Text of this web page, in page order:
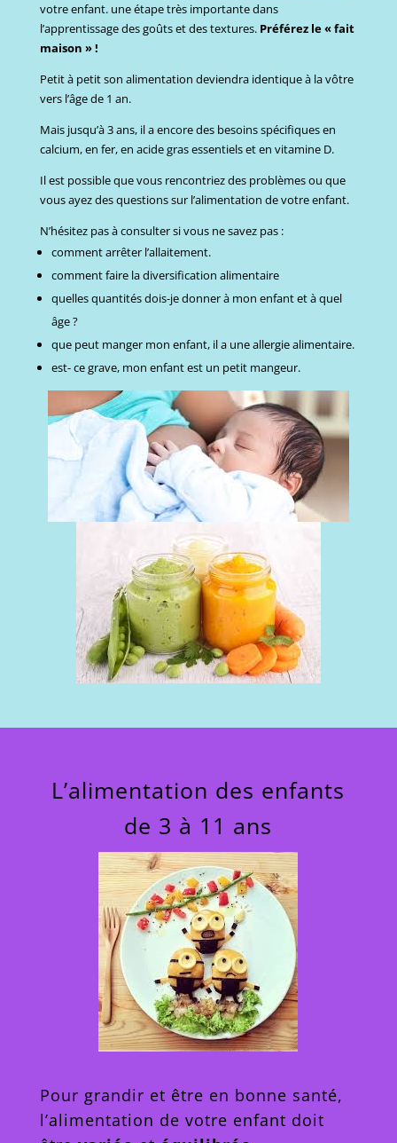
votre enfant. une étape très importante dans
l’apprentissage des goûts et des textures. Préférez le « fait
maison » !
Petit à petit son alimentation deviendra identique à la vôtre
vers l’âge de 1 an.
Mais jusqu’à 3 ans, il a encore des besoins spécifiques en
calcium, en fer, en acide gras essentiels et en vitamine D.
Il est possible que vous rencontriez des problèmes ou que
vous ayez des questions sur l’alimentation de votre enfant.
N’hésitez pas à consulter si vous ne savez pas :
comment arrêter l’allaitement.
comment faire la diversification alimentaire
quelles quantités dois-je donner à mon enfant et à quel
âge ?
que peut manger mon enfant, il a une allergie alimentaire.
est- ce grave, mon enfant est un petit mangeur.
L’alimentation des enfants
de 3 à 11 ans
Pour grandir et être en bonne santé,
l’alimentation de votre enfant doit